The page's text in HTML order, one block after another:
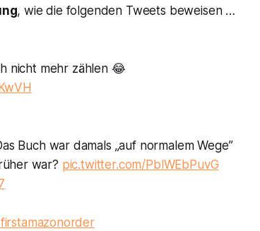
, wie die folgenden Tweets beweisen …
nicht mehr zählen 😂
Buch war damals „auf normalem Wege”
war? pic.twitter.com/PblWEbPuvG